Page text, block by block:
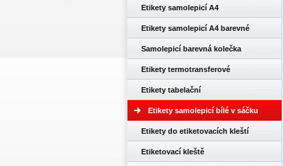
Etikety samolepicí A4
Etikety samolepicí A4 barevné
Samolepicí barevná kolečka
Etikety termotransferové
Etikety tabelační
Etikety samolepicí bílé v sáčku
Etikety do etiketovacích kleští
Etiketovací kleště